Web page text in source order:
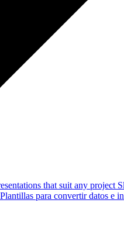
that suit any project
Plantillas para convertir datos e